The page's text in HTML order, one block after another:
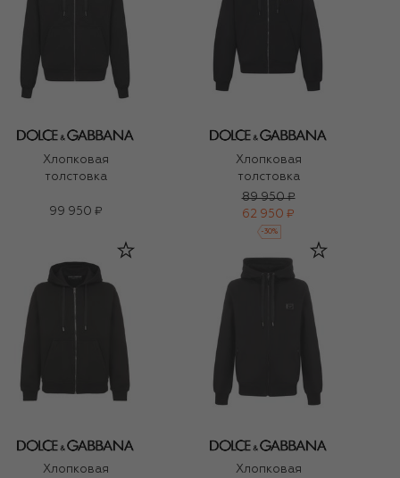
Хлопковая
толстовка
99 950 ₽
Хлопковая
толстовка
89 950 ₽
62 950 ₽
-30%
Хлопковая
Хлопковая